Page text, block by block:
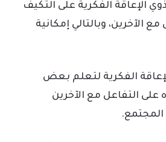
الإعاقة الفكرية على التكيف
الآخرين، وبالتالي إمكانية
الفكرية لتعلم بعض
على التفاعل مع الآخرين
المجتمع.